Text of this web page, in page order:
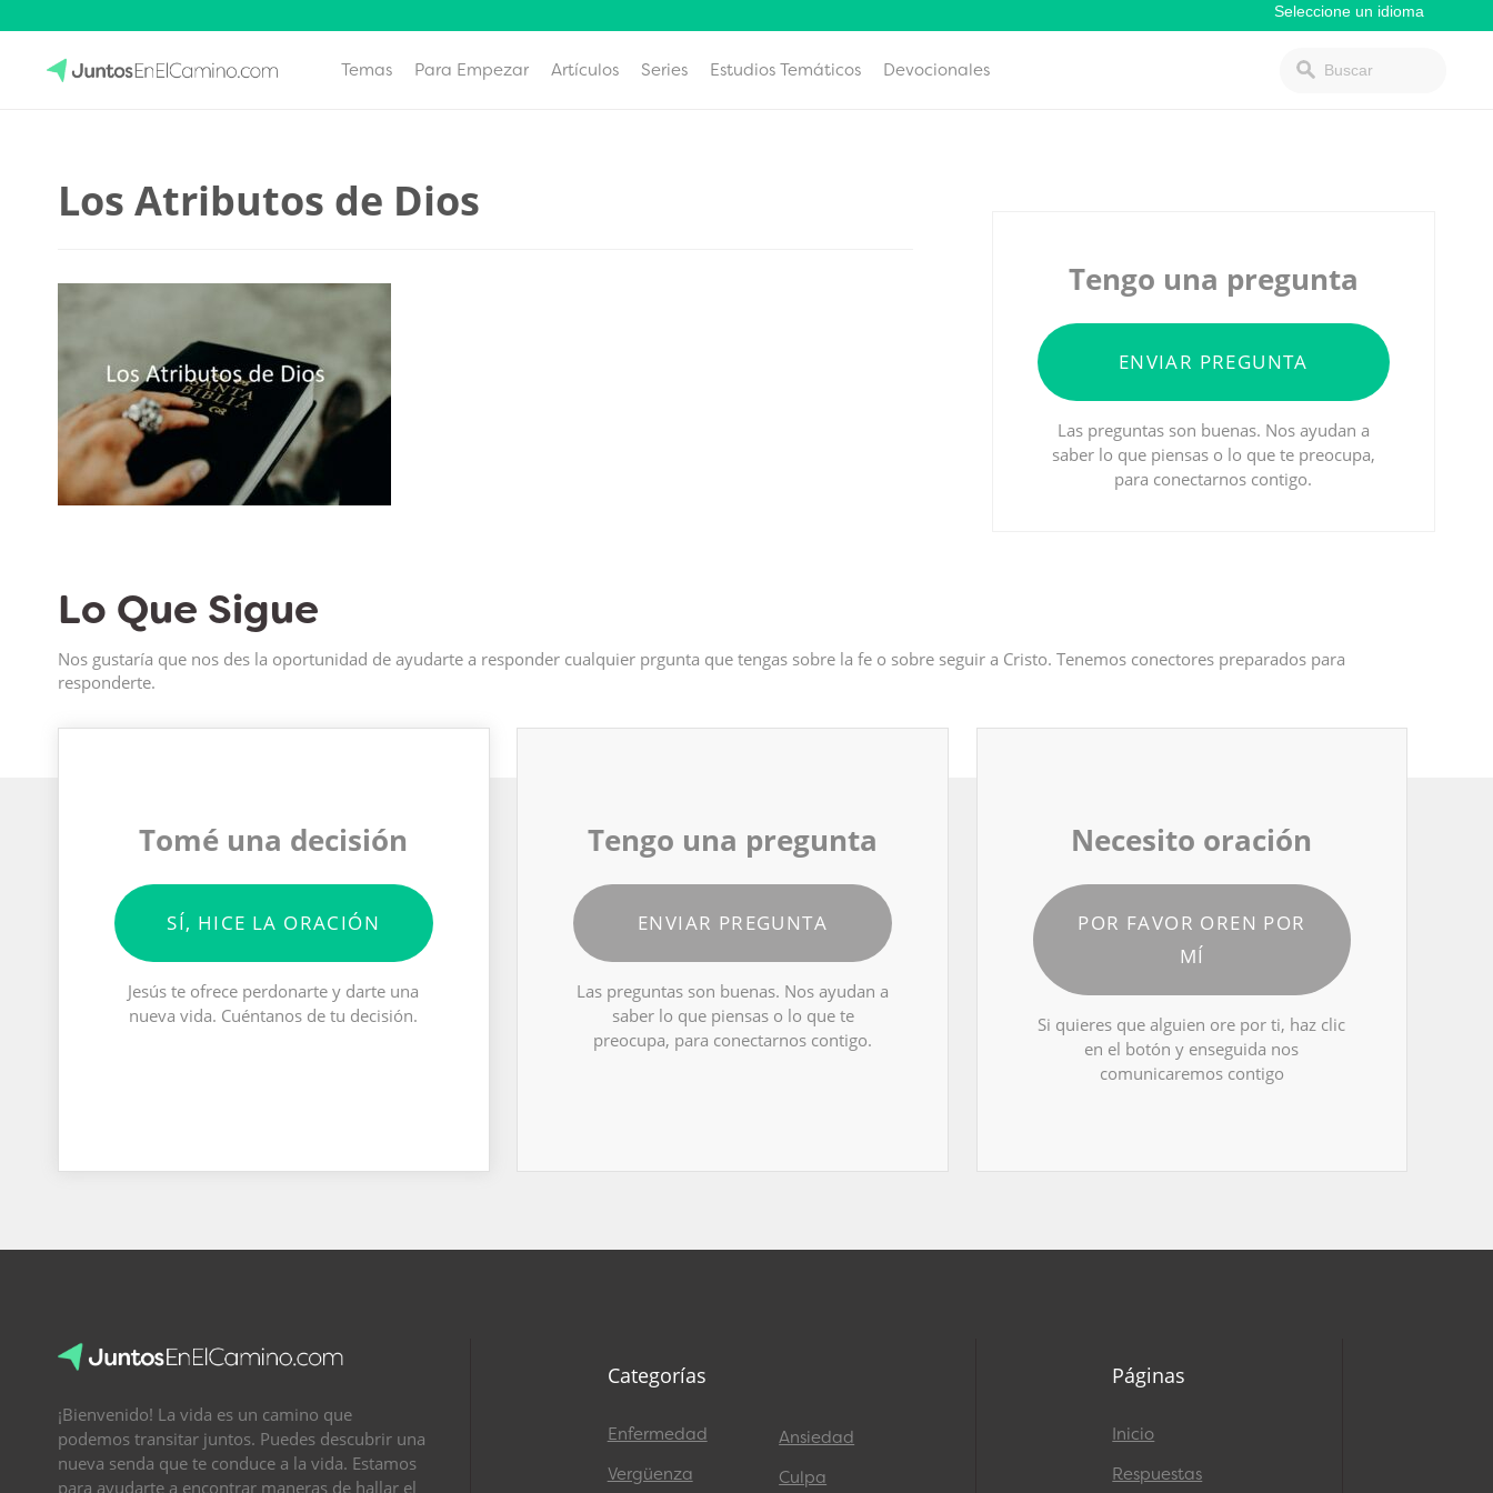
Temas Para Empezar Artículos Series Estudios Temáticos Devocionales
Los Atributos de Dios
Tengo una pregunta
ENVIAR PREGUNTA
Las preguntas son buenas. Nos ayudan a
saber lo que piensas o lo que te preocupa,
para conectarnos contigo.
Lo Que Sigue
Nos gustaría que nos des la oportunidad de ayudarte a responder cualquier prgunta que tengas sobre la fe o sobre seguir a Cristo. Tenemos conectores preparados para
responderte.
Tomé una decisión
SÍ, HICE LA ORACIÓN
Jesús te ofrece perdonarte y darte una
nueva vida. Cuéntanos de tu decisión.
Tengo una pregunta
ENVIAR PREGUNTA
Las preguntas son buenas. Nos ayudan a
saber lo que piensas o lo que te
preocupa, para conectarnos contigo.
Necesito oración
POR FAVOR OREN POR
MÍ
Si quieres que alguien ore por ti, haz clic
en el botón y enseguida nos
comunicaremos contigo
¡Bienvenido! La vida es un camino que
podemos transitar juntos. Puedes descubrir una
nueva senda que te conduce a la vida. Estamos
para ayudarte a encontrar maneras de hallar el
Categorías
Enfermedad
Vergüenza
Ansiedad
Culpa
Páginas
Inicio
Respuestas